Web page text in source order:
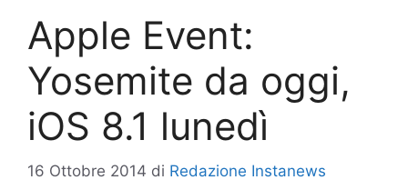
Apple Event:
Yosemite da oggi,
iOS 8.1 lunedì
16 Ottobre 2014 di Redazione Instanews